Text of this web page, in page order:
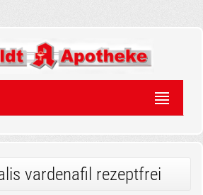
vardenafil rezeptfrei